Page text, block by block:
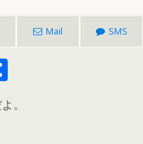
Mail SMS
有
。